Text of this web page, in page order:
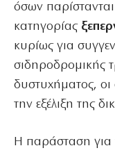
όσων
κατηγορίας
κυρίως για
σιδηροδρομικής
δυστυχήματος,
την εξέλιξη της
Η παράσταση για